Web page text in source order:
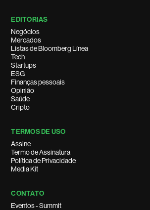
EDITORIAS
Negócios
Mercados
Listas de Bloomberg Línea
Tech
Startups
ESG
Finanças pessoais
Opinião
Saúde
Cripto
TERMOS DE USO
Assine
Termo de Assinatura
Política de Privacidade
Media Kit
CONTATO
Eventos - Summit